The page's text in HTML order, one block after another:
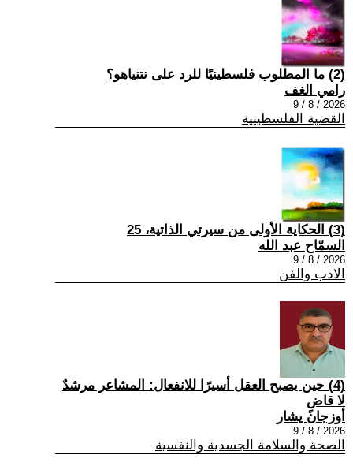
(2) ما المطلوب فلسطينيًا للرد على نتنياهو؟
رامي الغف
2026 / 8 / 9
القضية الفلسطينية
(3) الحكاية الأولى من سيرتي الذاتية، 25
السمّاح عبد الله
2026 / 8 / 9
الادب والفن
(4) حين يصبح العقل أسيرًا للانفعال: المشاعر مرشدٌ
لا قاضٍ
أوزجان يشار
2026 / 8 / 9
الصحة والسلامة الجسدية والنفسية